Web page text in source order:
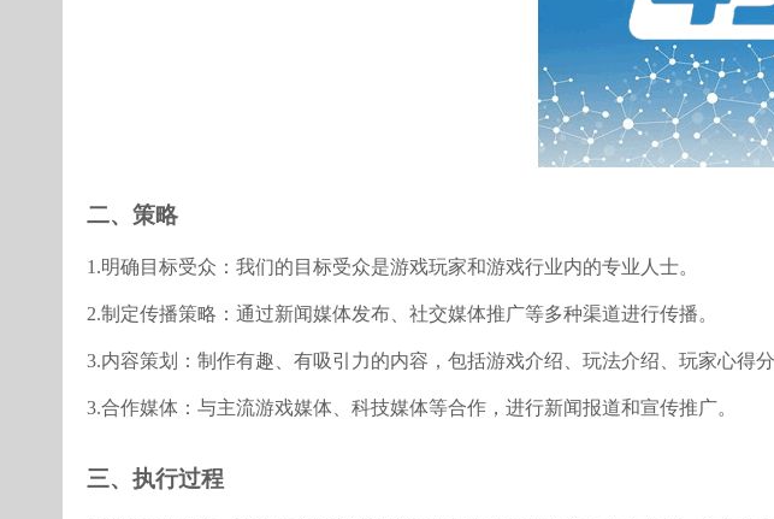
二、策略
1.明确目标受众：我们的目标受众是游戏玩家和游戏行业内的专业人士。
2.制定传播策略：通过新闻媒体发布、社交媒体推广等多种渠道进行传播。
3.内容策划：制作有趣、有吸引力的内容，包括游戏介绍、玩法介绍、玩家心得分
3.合作媒体：与主流游戏媒体、科技媒体等合作，进行新闻报道和宣传推广。
三、执行过程